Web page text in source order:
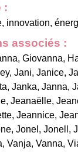
:
innovation,
associés :
, Giovanna,
, Jani, Janice,
, Janka, Janna,
, Jeanaëlle,
, Jeannice,
, Jonel , Jonell ,
, Vanja, Vanna,